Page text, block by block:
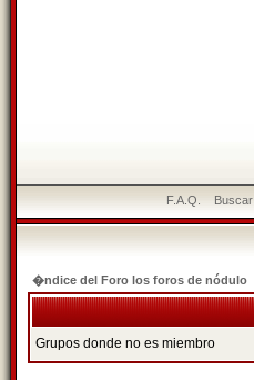
F.A.Q. Buscar
�ndice del Foro los foros de nódulo
Grupos donde no es miembro